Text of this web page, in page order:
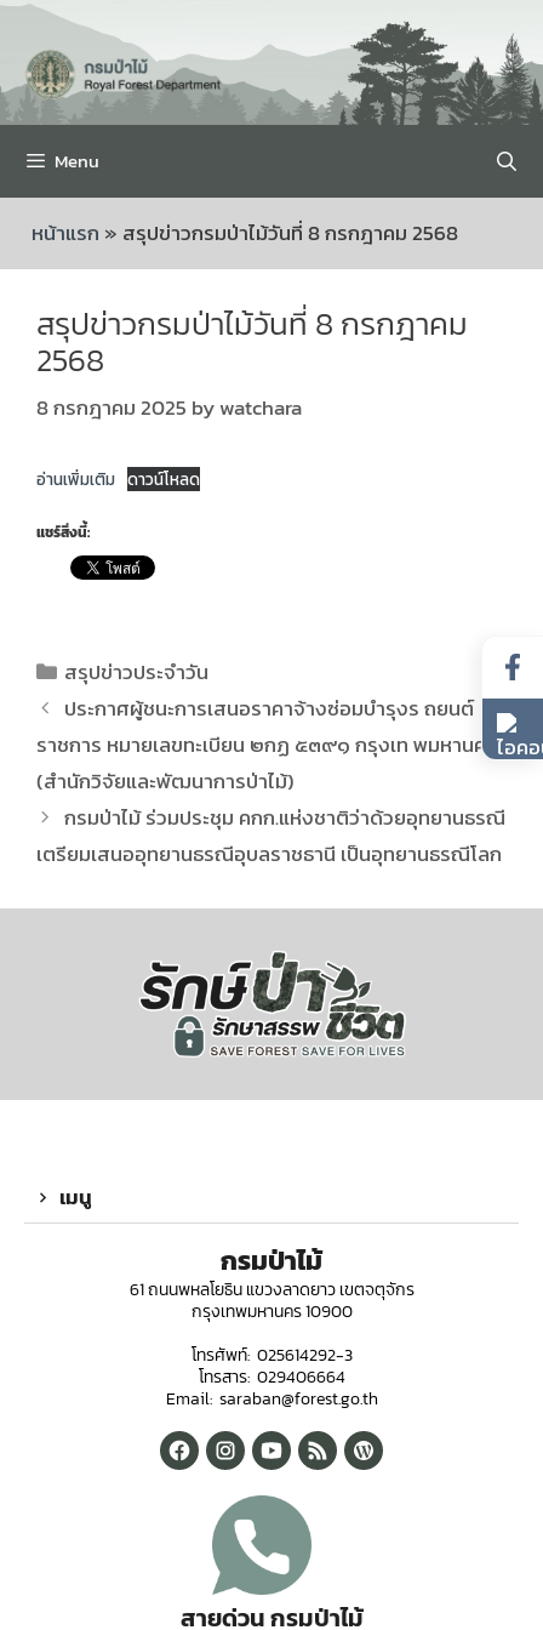
Menu
หน้าแรก » สรุปข่าวกรมป่าไม้วันที่ 8 กรกฎาคม 2568
สรุปข่าวกรมป่าไม้วันที่ 8 กรกฎาคม
2568
8 กรกฎาคม 2025 bywatchara
อ่านเพิ่มเติม ดาวน์โหลด
แชร์สิ่งนี้:
สรุปข่าวประจำวัน
ประกาศผู้ชนะการเสนอราคาจ้างซ่อมบำรุงร ถยนต์
ราชการ หมายเลขทะเบียน ๒กฏ ๕๓๙๑ กรุงเท พมหานคร
(สำนักวิจัยและพัฒนาการป่าไม้)
กรมป่าไม้ ร่วมประชุม คกก.แห่งชาติว่าด้วยอุทยานธรณี
เตรียมเสนออุทยานธรณีอุบลราชธานี เป็นอุทยานธรณีโลก
เมนู
กรมป่าไม้
61 ถนนพหลโยธิน แขวงลาดยาว เขตจตุจักร
กรุงเทพมหานคร 10900
โทรศัพท์: 025614292-3
โทรสาร: 029406664
Email: saraban@forest.go.th
สายด่วน กรมป่าไม้